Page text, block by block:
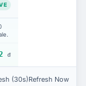
đ
(30s)Refresh Now